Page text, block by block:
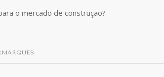
o mercado de construção?